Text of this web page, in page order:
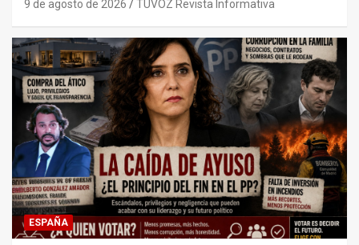
9 de agosto de 2026 TUVOZ Revista Informativa
ESPAÑA